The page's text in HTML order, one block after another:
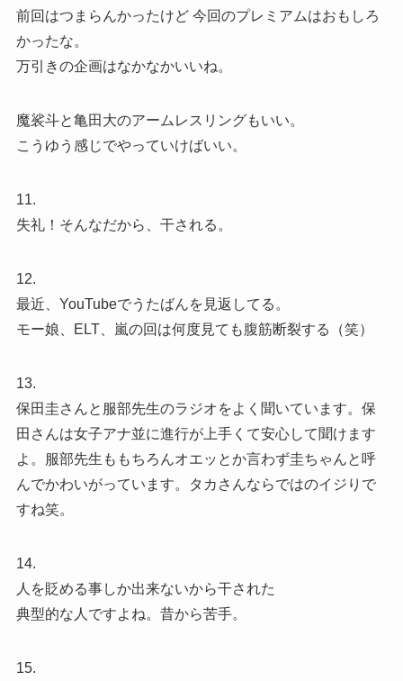
前回はつまらんかったけど 今回のプレミアムはおもしろ
かったな。
万引きの企画はなかなかいいね。
魔裟斗と亀田大のアームレスリングもいい。
こうゆう感じでやっていけばいい。
11.
失礼！そんなだから、干される。
12.
最近、YouTubeでうたばんを見返してる。
モー娘、ELT、嵐の回は何度見ても腹筋断裂する（笑）
13.
保田圭さんと服部先生のラジオをよく聞いています。保
田さんは女子アナ並に進行が上手くて安心して聞けます
よ。服部先生ももちろんオエッとか言わず圭ちゃんと呼
んでかわいがっています。タカさんならではのイジりで
すね笑。
14.
人を貶める事しか出来ないから干された
典型的な人ですよね。昔から苦手。
15.